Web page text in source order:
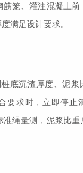
筋笼、灌注混凝土
满足设计要求。
底沉渣厚度、泥浆
要求时，立即停止
准绳量测，泥浆比